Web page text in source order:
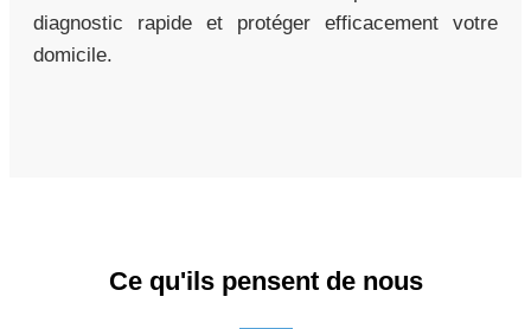
diagnostic rapide et protéger efficacement votre
domicile.
Ce qu'ils pensent de nous